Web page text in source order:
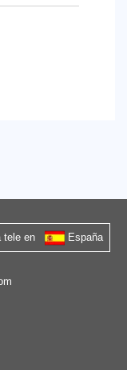
tele en España